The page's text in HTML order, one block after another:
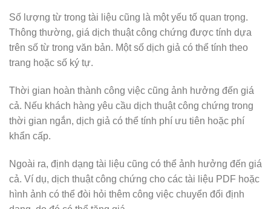
Số lượng từ trong tài liệu cũng là một yếu tố quan trọng.
Thông thường, giá dịch thuật công chứng được tính dựa
trên số từ trong văn bản. Một số dịch giả có thể tính theo
trang hoặc số ký tự.
Thời gian hoàn thành công việc cũng ảnh hưởng đến giá
cả. Nếu khách hàng yêu cầu dịch thuật công chứng trong
thời gian ngắn, dịch giả có thể tính phí ưu tiên hoặc phí
khẩn cấp.
Ngoài ra, định dạng tài liệu cũng có thể ảnh hưởng đến giá
cả. Ví dụ, dịch thuật công chứng cho các tài liệu PDF hoặc
hình ảnh có thể đòi hỏi thêm công việc chuyển đổi định